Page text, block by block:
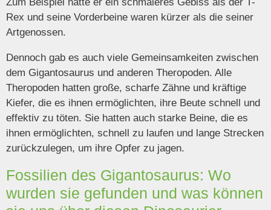
Rex und seine Vorderbeine waren kürzer als die seiner
Artgenossen.
Dennoch gab es auch viele Gemeinsamkeiten zwischen
dem Gigantosaurus und anderen Theropoden. Alle
Theropoden hatten große, scharfe Zähne und kräftige
Kiefer, die es ihnen ermöglichten, ihre Beute schnell und
effektiv zu töten. Sie hatten auch starke Beine, die es
ihnen ermöglichten, schnell zu laufen und lange Strecken
zurückzulegen, um ihre Opfer zu jagen.
Fossilien des Gigantosaurus: Wo
wurden sie gefunden und was können